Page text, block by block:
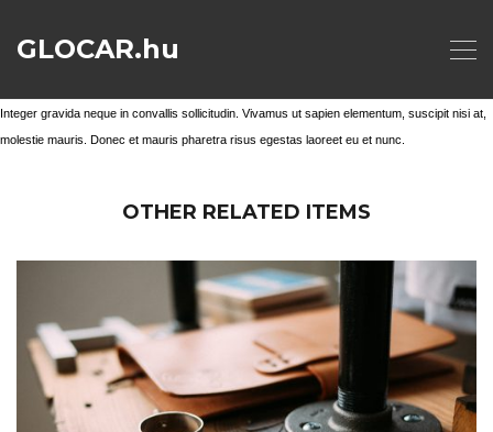
GLOCAR.hu
Integer gravida neque in convallis sollicitudin. Vivamus ut sapien elementum, suscipit nisi at,
molestie mauris. Donec et mauris pharetra risus egestas laoreet eu et nunc.
OTHER RELATED ITEMS
DESIGN